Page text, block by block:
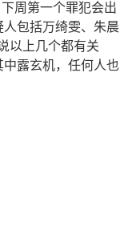
周第一个罪犯会出
包括万绮雯、朱晨
以上几个都有关
露玄机，任何人也